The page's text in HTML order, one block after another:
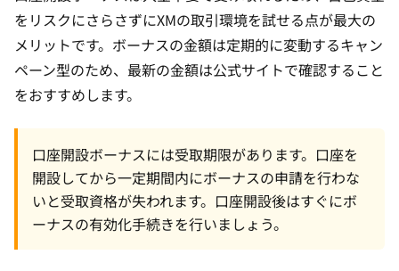
をリスクにさらさずにXMの取引環境を試せる点が最大の
メリットです。ボーナスの金額は定期的に変動するキャン
ペーン型のため、最新の金額は公式サイトで確認すること
をおすすめします。
口座開設ボーナスには受取期限があります。口座を
開設してから一定期間内にボーナスの申請を行わな
いと受取資格が失われます。口座開設後はすぐにボ
ーナスの有効化手続きを行いましょう。